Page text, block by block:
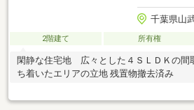
千葉県山
2階建て 所有権
閑静な住宅地 広々とした４ＳＬＤＫの
ち着いたエリアの立地 残置物撤去済み